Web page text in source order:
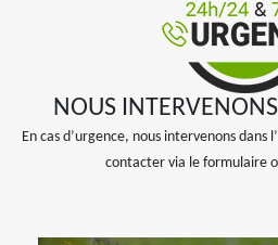
NOUS
En cas d’urgence, nous intervenons dans
contacter via le formulaire